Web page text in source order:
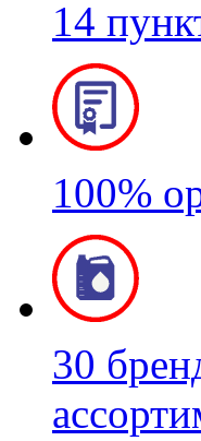
14
100%
30